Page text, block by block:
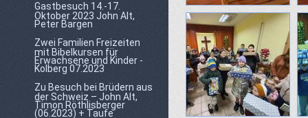
Gastbesuch 14.-17.
Oktober 2023 John Alt,
Peter Bargen
Zwei Familien Freizeiten
mit Bibelkursen für
Erwachsene und Kinder -
Kolberg 07.2023
Zu Besuch bei Brüdern aus
der Schweiz – John Alt,
Timon Röthlisberger
(06.2023) + Taufe